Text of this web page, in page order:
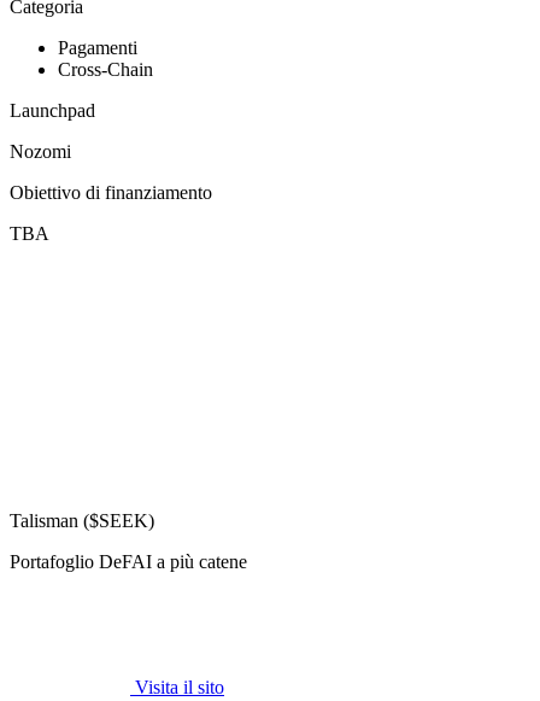
Categoria
Pagamenti
Cross-Chain
Launchpad
Nozomi
Obiettivo di finanziamento
TBA
Talisman ($SEEK)
Portafoglio DeFAI a più catene
Visita il sito